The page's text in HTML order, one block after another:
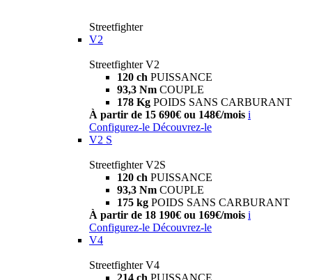
Streetfighter
V2
Streetfighter V2
120 ch PUISSANCE
93,3 Nm COUPLE
178 Kg POIDS SANS CARBURANT
À partir de 15 690€ ou 148€/mois i
Configurez-le Découvrez-le
V2 S
Streetfighter V2S
120 ch PUISSANCE
93,3 Nm COUPLE
175 kg POIDS SANS CARBURANT
À partir de 18 190€ ou 169€/mois i
Configurez-le Découvrez-le
V4
Streetfighter V4
214 ch PUISSANCE